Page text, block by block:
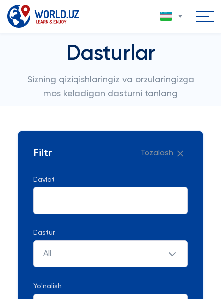
Dasturlar
Sizning qiziqishlaringiz va orzularingizga
mos keladigan dasturni tanlang
Filtr Tozalash
Davlat
Dastur
All
Yo'nalish